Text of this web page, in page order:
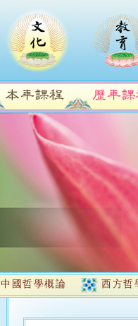
中國哲學概論 西方哲